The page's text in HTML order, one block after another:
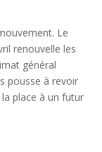
Le
renouvelle les
général
pousse à revoir
place à un futur